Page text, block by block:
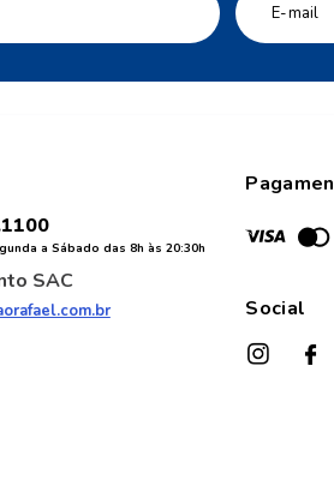
a Sábado das 8h às 20:30h
SAC
Social